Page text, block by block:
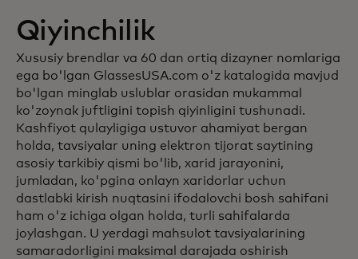
Qiyinchilik
Xususiy brendlar va 60 dan ortiq dizayner nomlariga
ega bo'lgan GlassesUSA.com o'z katalogida mavjud
bo'lgan minglab uslublar orasidan mukammal
ko'zoynak juftligini topish qiyinligini tushunadi.
Kashfiyot qulayligiga ustuvor ahamiyat bergan
holda, tavsiyalar uning elektron tijorat saytining
asosiy tarkibiy qismi bo'lib, xarid jarayonini,
jumladan, ko'pgina onlayn xaridorlar uchun
dastlabki kirish nuqtasini ifodalovchi bosh sahifani
ham o'z ichiga olgan holda, turli sahifalarda
joylashgan. U yerdagi mahsulot tavsiyalarining
samaradorligini maksimal darajada oshirish